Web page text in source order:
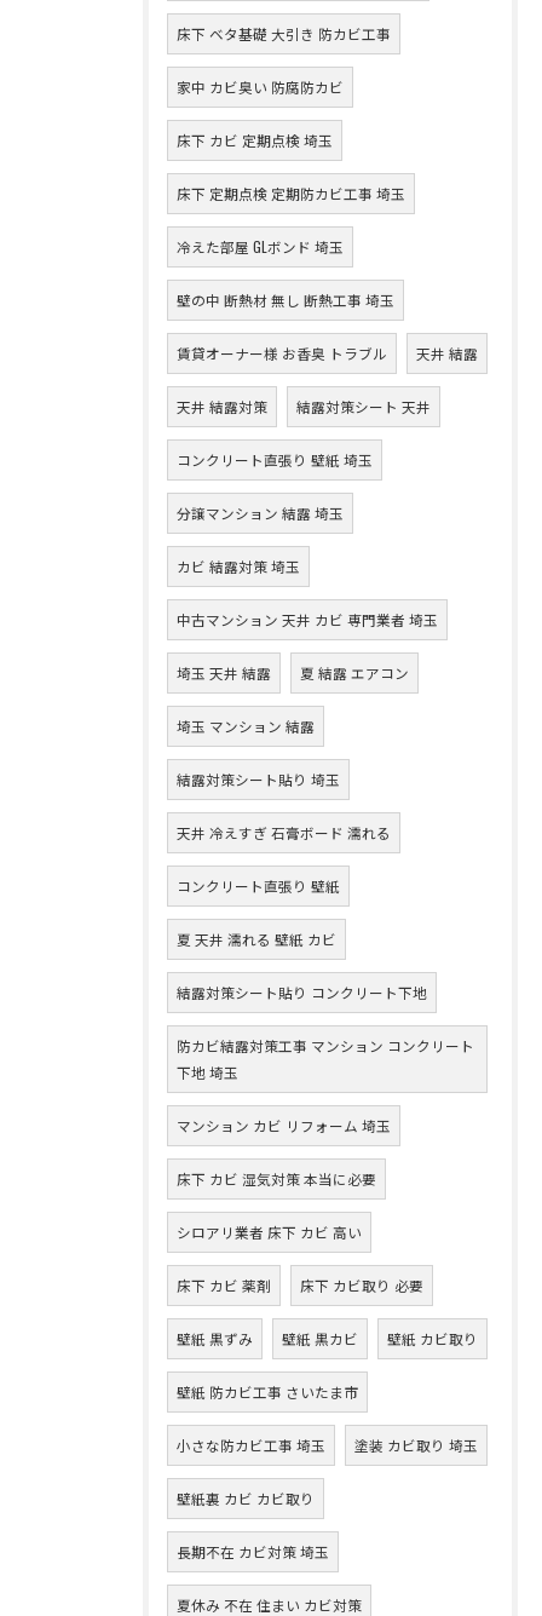
床下 ベタ基礎 大引き 防カビ工事
家中 カビ臭い 防腐防カビ
床下 カビ 定期点検 埼玉
床下 定期点検 定期防カビ工事 埼玉
冷えた部屋 GLボンド 埼玉
壁の中 断熱材 無し 断熱工事 埼玉
賃貸オーナー様 お香臭 トラブル 天井 結露
天井 結露対策 結露対策シート 天井
コンクリート直張り 壁紙 埼玉
分譲マンション 結露 埼玉
カビ 結露対策 埼玉
中古マンション 天井 カビ 専門業者 埼玉
埼玉 天井 結露 夏 結露 エアコン
埼玉 マンション 結露
結露対策シート貼り 埼玉
天井 冷えすぎ 石膏ボード 濡れる
コンクリート直張り 壁紙
夏 天井 濡れる 壁紙 カビ
結露対策シート貼り コンクリート下地
防カビ結露対策工事 マンション コンクリート
下地 埼玉
マンション カビ リフォーム 埼玉
床下 カビ 湿気対策 本当に必要
シロアリ業者 床下 カビ 高い
床下 カビ 薬剤 床下 カビ取り 必要
壁紙 黒ずみ 壁紙 黒カビ 壁紙 カビ取り
壁紙 防カビ工事 さいたま市
小さな防カビ工事 埼玉 塗装 カビ取り 埼玉
壁紙裏 カビ カビ取り
長期不在 カビ対策 埼玉
夏休み 不在 住まい カビ対策